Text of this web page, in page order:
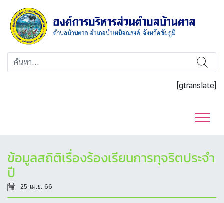
[gtranslate]
ข้อมูลสถิติเรื่องร้องเรียนการทุจริตประจำ
ปี
25 เม.ย. 66